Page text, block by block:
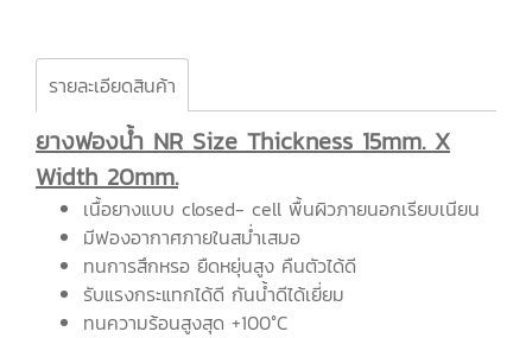
รายละเอียดสินค้า
ยางฟองน้ำ NR Size Thickness 15mm. X
Width 20mm.
เนื้อยางแบบ closed- cell พื้นผิวภายนอกเรียบเนียน
มีฟองอากาศภายในสม่ำเสมอ
ทนการสึกหรอ ยืดหยุ่นสูง คืนตัวได้ดี
รับแรงกระแทกได้ดี กันน้ำดีได้เยี่ยม
ทนความร้อนสูงสุด +100°C